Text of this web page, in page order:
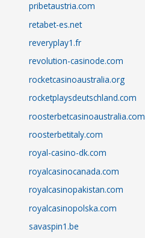
pribetaustria.com
retabet-es.net
reveryplay1.fr
revolution-casinode.com
rocketcasinoaustralia.org
rocketplaysdeutschland.com
roosterbetcasinoaustralia.com
roosterbetitaly.com
royal-casino-dk.com
royalcasinocanada.com
royalcasinopakistan.com
royalcasinopolska.com
savaspin1.be